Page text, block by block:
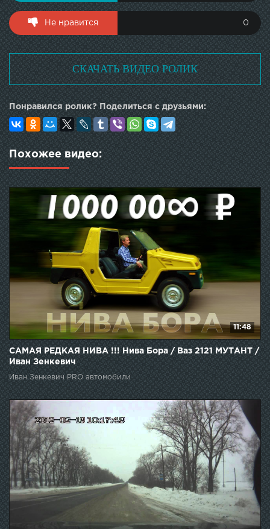
Не нравится 0
СКАЧАТЬ ВИДЕО РОЛИК
Понравился ролик? Поделиться с друзьями:
Похожее видео:
11:48
САМАЯ РЕДКАЯ НИВА !!! Нива Бора / Ваз 2121 МУТАНТ /
Иван Зенкевич
Иван Зенкевич PRO автомобили